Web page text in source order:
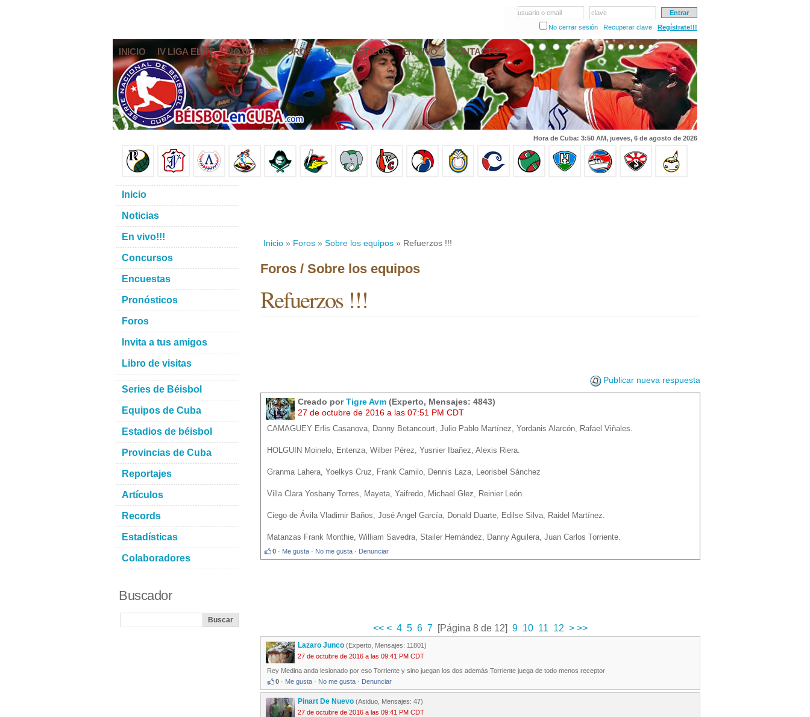
usuario o email
clave
No cerrar sesión
Recuperar clave Regístrate!!!
INICIO IV LIGA ELITE NOTICIAS FOROS PRONÓSTICOS EN VIVO CONTACTO
Hora de Cuba: 3:50 AM, jueves, 6 de agosto de 2026
Inicio » Foros » Sobre los equipos » Refuerzos !!!
Foros / Sobre los equipos
Refuerzos !!!
Publicar nueva respuesta
Creado porTigre Avm (Experto, Mensajes: 4843)
27 de octubre de 2016 a las 07:51 PM CDT
CAMAGUEY Erlis Casanova, Danny Betancourt, Julio Pablo Martínez, Yordanis Alarcón, Rafael Viñales.
HOLGUIN Moinelo, Entenza, Wilber Pérez, Yusnier Ibañez, Alexis Riera.
Granma Lahera, Yoelkys Cruz, Frank Camilo, Dennis Laza, Leorisbel Sánchez
Villa Clara Yosbany Torres, Mayeta, Yaifredo, Michael Glez, Reinier León.
Ciego de Ávila Vladimir Baños, José Angel García, Donald Duarte, Edilse Silva, Raidel Martínez.
Matanzas Frank Monthie, William Savedra, Stailer Hernández, Danny Aguilera, Juan Carlos Torriente.
0 · Me gusta · No me gusta · Denunciar
<< < 4 5 6 7 [Página 8 de 12] 9 10 11 12 > >>
Lazaro Junco (Experto, Mensajes: 11801)
27 de octubre de 2016 a las 09:41 PM CDT
Rey Medina anda lesionado por eso Torriente y sino juegan los dos además Torriente juega de todo menos receptor
0 · Me gusta · No me gusta · Denunciar
Pinart De Nuevo (Asiduo, Mensajes: 47)
27 de octubre de 2016 a las 09:41 PM CDT
Inicio
Noticias
En vivo!!!
Concursos
Encuestas
Pronósticos
Foros
Invita a tus amigos
Libro de visitas
Series de Béisbol
Equipos de Cuba
Estadios de béisbol
Provincias de Cuba
Reportajes
Artículos
Records
Estadísticas
Colaboradores
Buscador